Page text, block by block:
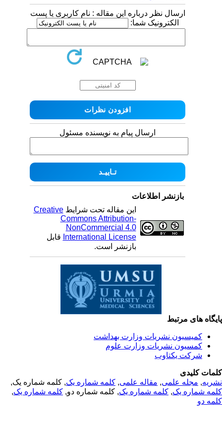
ارسال نظر درباره این مقاله : نام کاربری یا پست
الکترونیک شما:
ارسال پیام به نویسنده مسئول
بازنشر اطلاعات
این مقاله تحت شرایطCreative
Commons Attribution-
NonCommercial 4.0
International Licenseقابل
بازنشر است.
های مرتبط
کمیسیون نشریات وزارت بهداشت
کمسیون نشریات وزارت علوم
شرکت یکتاوب
کلیدی
,مجله علمی, مقاله علمی, کلمه شماره یک, کلمه شماره یک,
شماره یک,کلمه شماره یک, کلمه شماره دو,کلمه شماره یک,
دو